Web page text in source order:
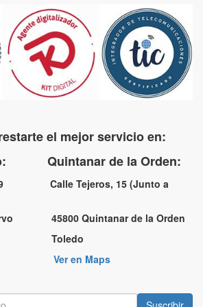
el mejor servicio en:
Quintanar de la Orden:
69 Calle Tejeros, 15 (Junto a
45800 Quintanar de la Orden
Ver en Maps